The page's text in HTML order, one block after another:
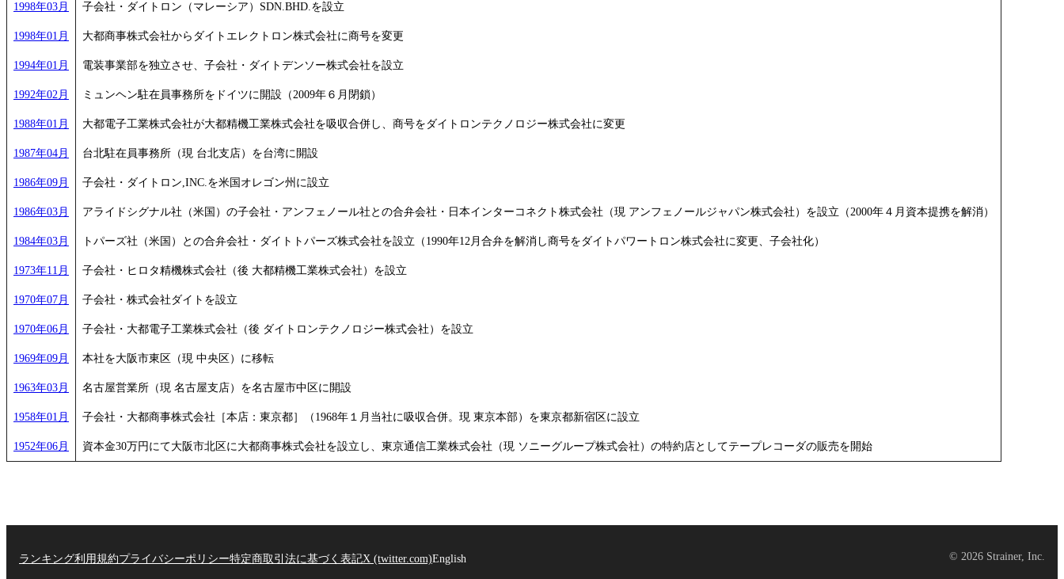
1998年03月 子会社・ダイトロン（マレーシア）SDN.BHD.を設立
1998年01月 大都商事株式会社からダイトエレクトロン株式会社に商号を変更
1994年01月 電装事業部を独立させ、子会社・ダイトデンソー株式会社を設立
1992年02月 ミュンヘン駐在員事務所をドイツに開設（2009年６月閉鎖）
1988年01月 大都電子工業株式会社が大都精機工業株式会社を吸収合併し、商号をダイトロンテクノロジー株式会社に変更
1987年04月 台北駐在員事務所（現 台北支店）を台湾に開設
1986年09月 子会社・ダイトロン,INC.を米国オレゴン州に設立
1986年03月 アライドシグナル社（米国）の子会社・アンフェノール社との合弁会社・日本インターコネクト株式会社（現 アンフェノールジャパン株式会社）を設立（2000年４月資本提携を解消）
1984年03月 トパーズ社（米国）との合弁会社・ダイトトパーズ株式会社を設立（1990年12月合弁を解消し商号をダイトパワートロン株式会社に変更、子会社化）
1973年11月 子会社・ヒロタ精機株式会社（後 大都精機工業株式会社）を設立
1970年07月 子会社・株式会社ダイトを設立
1970年06月 子会社・大都電子工業株式会社（後 ダイトロンテクノロジー株式会社）を設立
1969年09月 本社を大阪市東区（現 中央区）に移転
1963年03月 名古屋営業所（現 名古屋支店）を名古屋市中区に開設
1958年01月 子会社・大都商事株式会社［本店：東京都］（1968年１月当社に吸収合併。現 東京本部）を東京都新宿区に設立
1952年06月 資本金30万円にて大阪市北区に大都商事株式会社を設立し、東京通信工業株式会社（現 ソニーグループ株式会社）の特約店としてテープレコーダの販売を開始
ランキング利用規約プライバシーポリシー特定商取引法に基づく表記X (twitter.com)English © 2026 Strainer, Inc.